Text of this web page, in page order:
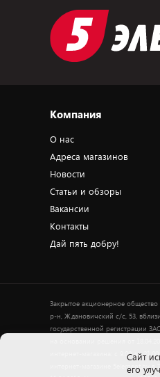
Компания
О нас
Адреса магазинов
Новости
Статьи и обзоры
Вакансии
Контакты
Дай пять добру!
Закрытое акционерное
р-н, Ждановичский с/с, 53,
государственной регистрации
интернет-магазина: с 9.00 до
интернет-магазине 5element.by
Cайт
его